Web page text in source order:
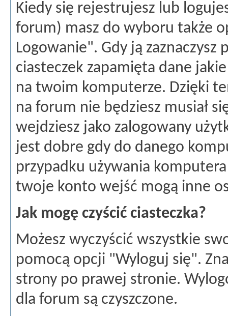
Kiedy się rejestrujesz lub
forum) masz do wyboru także
Logowanie". Gdy ją zaznaczysz
ciasteczek zapamięta dane
na twoim komputerze. Dzięki
na forum nie będziesz musiał
wejdziesz jako zalogowany
jest dobre gdy do danego
przypadku używania
twoje konto wejść mogą inne
Jak mogę czyścić ciasteczka?
Możesz wyczyścić wszystkie
pomocą opcji "Wyloguj się".
strony po prawej stronie.
dla forum są czyszczone.